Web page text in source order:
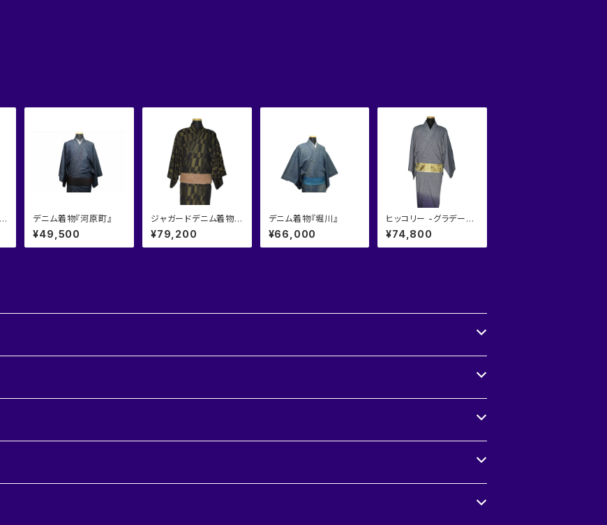
デニム着物『河原町』
¥49,500
ジャガードデニム着物
『格子崩し』
¥79,200
デニム着物『堀川』
¥66,000
ヒッコリー -グラデーシ
ョン (裾暈し)
¥74,800